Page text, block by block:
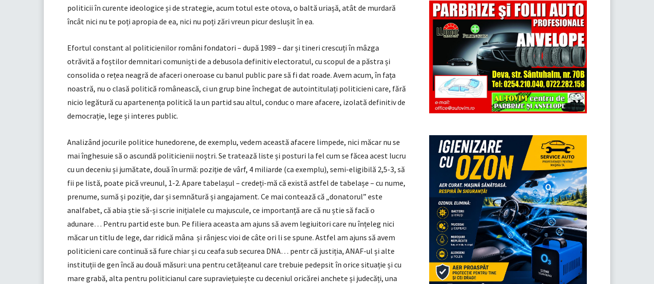
politicii în curente ideologice și de strategie, acum totul este otova, o baltă uriașă, atât de murdară
încât nici nu te poți apropia de ea, nici nu poți zări vreun picur deslușit în ea.
Efortul constant al politicienilor români fondatori – după 1989 – dar și tineri crescuți în mâzga
otrăvită a foștilor demnitari comuniști de a debusola definitiv electoratul, cu scopul de a păstra și
consolida o rețea neagră de afaceri oneroase cu banul public pare să fi dat roade. Avem acum, în fața
noastră, nu o clasă politică românească, ci un grup bine închegat de autointitulați politicieni care, fără
nicio legătură cu apartenența politică la un partid sau altul, conduc o mare afacere, izolată definitiv de
democrație, lege și interes public.
Analizând jocurile politice hunedorene, de exemplu, vedem această afacere limpede, nici măcar nu se
mai înghesuie să o ascundă politicienii noștri. Se tratează liste și posturi la fel cum se făcea acest lucru
cu un deceniu și jumătate, două în urmă: poziție de vârf, 4 miliarde (ca exemplu), semi-eligibilă 2,5-3, să
fii pe listă, poate pică vreunul, 1-2. Apare tabelașul – credeți-mă că există astfel de tabelașe – cu nume,
prenume, sumă și poziție, dar și semnătură și angajament. Ce mai contează că „donatorul” este
analfabet, că abia știe să-și scrie inițialele cu majuscule, ce importanță are că nu știe să facă o
adunare… Pentru partid este bun. Pe filiera aceasta am ajuns să avem legiuitori care nu înțeleg nici
măcar un titlu de lege, dar ridică mâna și rânjesc vioi de câte ori li se spune. Astfel am ajuns să avem
politicieni care continuă să fure chiar și cu ceafa sub securea DNA… pentr că justiția, ANAF-ul și alte
instituții de gen încă au două măsuri: una pentru cetățeanul care trebuie pedepsit în orice situație și cu
mare grabă, alta pentru politicianul care supraviețuiește cu deceniul oricărei anchete și judecăți, una